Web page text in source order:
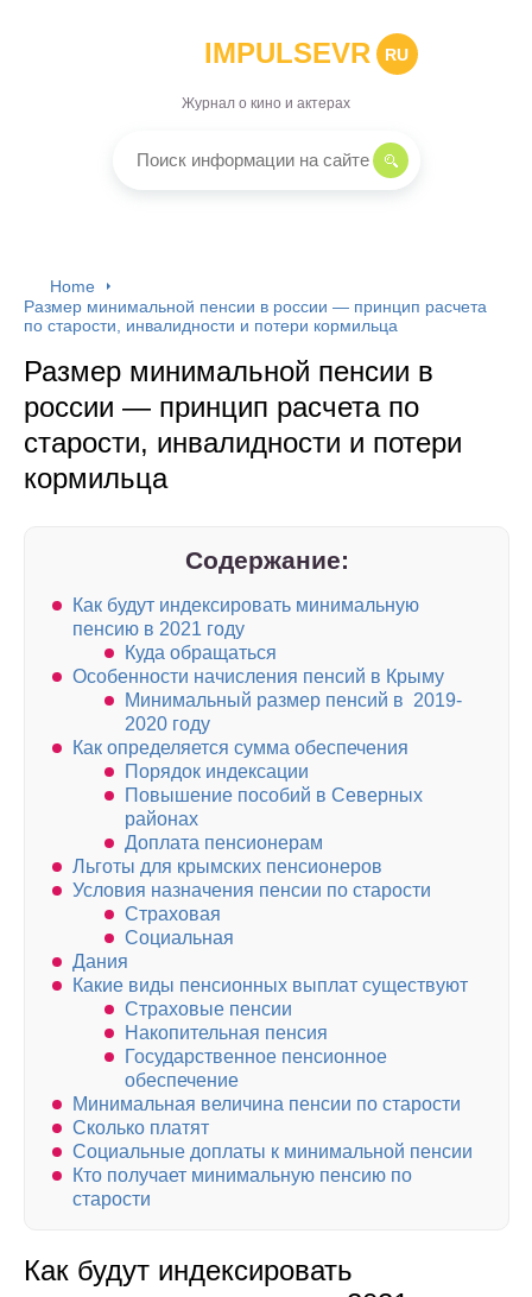
IMPULSEVR RU
Журнал о кино и актерах
Home
Размер минимальной пенсии в россии — принцип расчета
по старости, инвалидности и потери кормильца
Размер минимальной пенсии в
россии — принцип расчета по
старости, инвалидности и потери
кормильца
Содержание:
Как будут индексировать минимальную
пенсию в 2021 году
Куда обращаться
Особенности начисления пенсий в Крыму
Минимальный размер пенсий в 2019-
2020 году
Как определяется сумма обеспечения
Порядок индексации
Повышение пособий в Северных
районах
Доплата пенсионерам
Льготы для крымских пенсионеров
Условия назначения пенсии по старости
Страховая
Социальная
Дания
Какие виды пенсионных выплат существуют
Страховые пенсии
Накопительная пенсия
Государственное пенсионное
обеспечение
Минимальная величина пенсии по старости
Сколько платят
Социальные доплаты к минимальной пенсии
Кто получает минимальную пенсию по
старости
Как будут индексировать